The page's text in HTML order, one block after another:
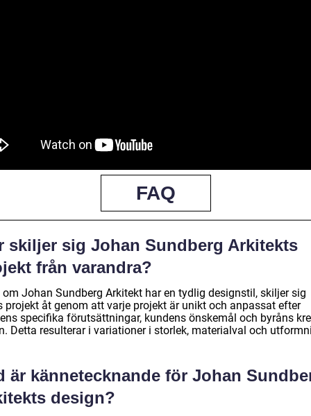
FAQ
skiljer sig Johan Sundberg Arkitekts
från varandra?
om Johan Sundberg Arkitekt har en tydlig designstil, skiljer sig
projekt åt genom att varje projekt är unikt och anpassat efter
specifika förutsättningar, kundens önskemål och byråns
Detta resulterar i variationer i storlek, materialval och
är kännetecknande för Johan
design?